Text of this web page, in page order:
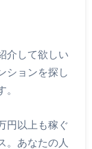
介して欲しい
ションを探し
円以上も稼ぐ
。あなたの人